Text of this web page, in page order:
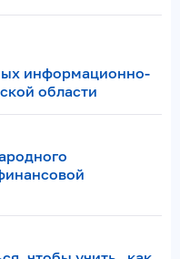
информационно-
области